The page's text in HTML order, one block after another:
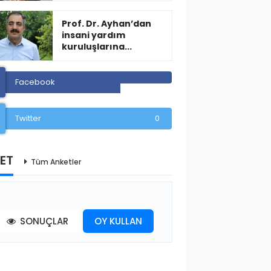
Prof. Dr. Ayhan’dan
insani yardım
kuruluşlarına...
Facebook
Twitter 0
Tüm Anketler
SONUÇLAR OY KULLAN